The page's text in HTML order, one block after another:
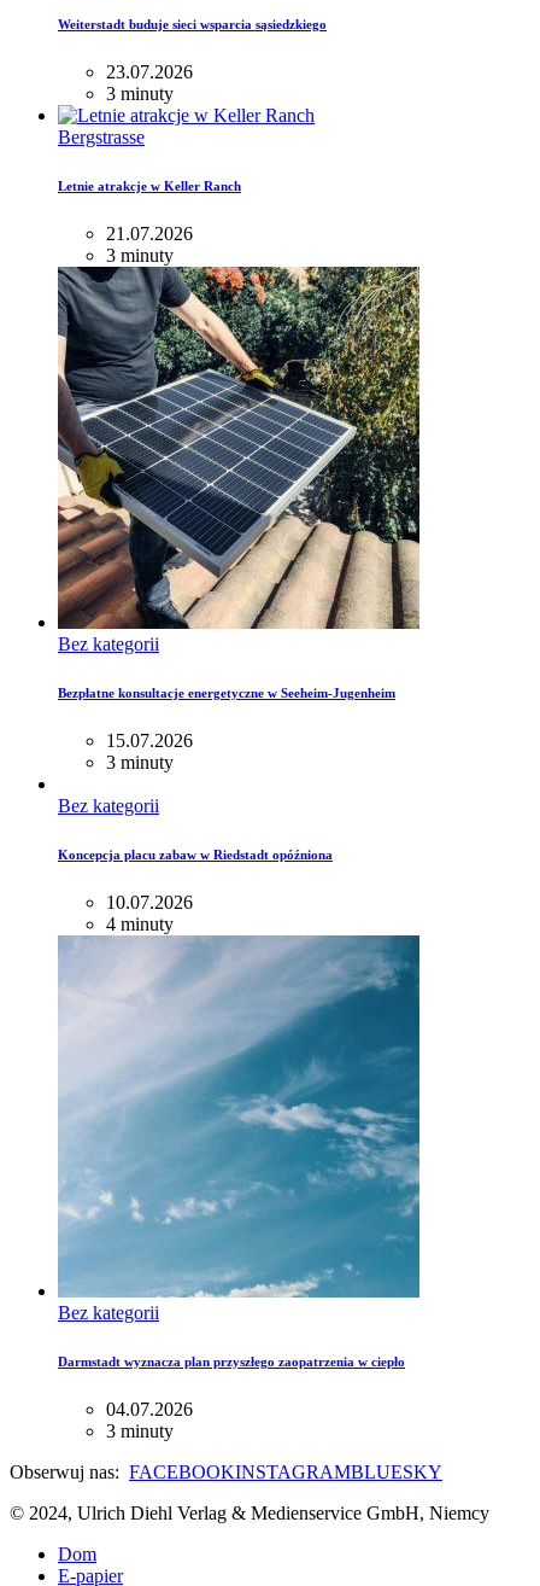
Weiterstadt buduje sieci wsparcia sąsiedzkiego
23.07.2026
3 minuty
Bergstrasse
Letnie atrakcje w Keller Ranch
21.07.2026
3 minuty
Bez kategorii
Bezpłatne konsultacje energetyczne w Seeheim-Jugenheim
15.07.2026
3 minuty
Bez kategorii
Koncepcja placu zabaw w Riedstadt opóźniona
10.07.2026
4 minuty
Bez kategorii
Darmstadt wyznacza plan przyszłego zaopatrzenia w ciepło
04.07.2026
3 minuty
Obserwuj nas: FACEBOOKINSTAGRAMBLUESKY
© 2024, Ulrich Diehl Verlag & Medienservice GmbH, Niemcy
Dom
E-papier